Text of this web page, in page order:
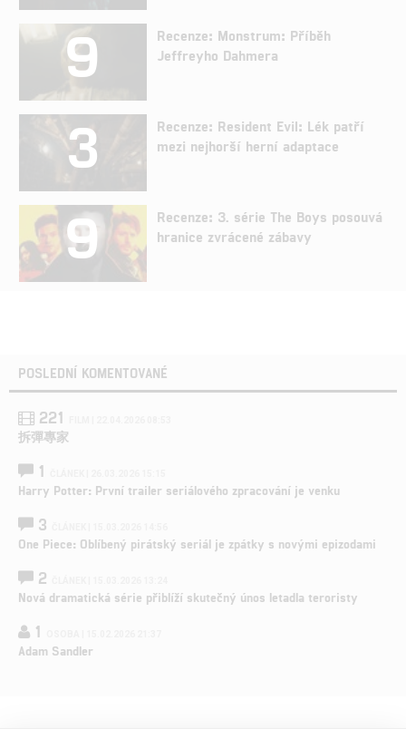
9
Recenze: Monstrum: Příběh
Jeffreyho Dahmera
3
Recenze: Resident Evil: Lék patří
mezi nejhorší herní adaptace
9
Recenze: 3. série The Boys posouvá
hranice zvrácené zábavy
POSLEDNÍ KOMENTOVANÉ
221
拆彈專家
1
Harry Potter: První trailer seriálového zpracování je venku
3
One Piece: Oblíbený pirátský seriál je zpátky s novými epizodami
2
Nová dramatická série přiblíží skutečný únos letadla teroristy
1
Adam Sandler